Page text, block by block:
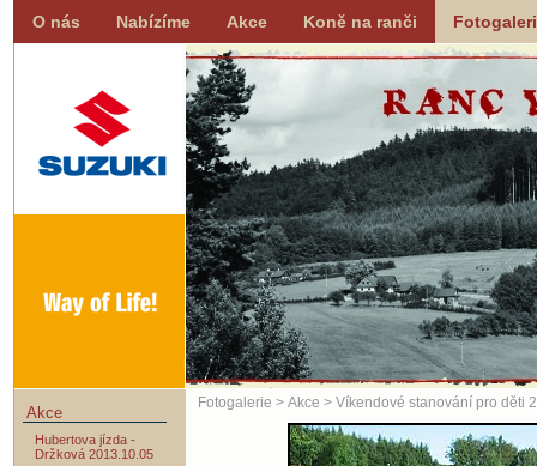
O nás Nabízíme Akce Koně na ranči
Akce
Hubertova jízda -
Držková 2013.10.05
Fotogalerie > Akce > Víkendové stanování pro děti